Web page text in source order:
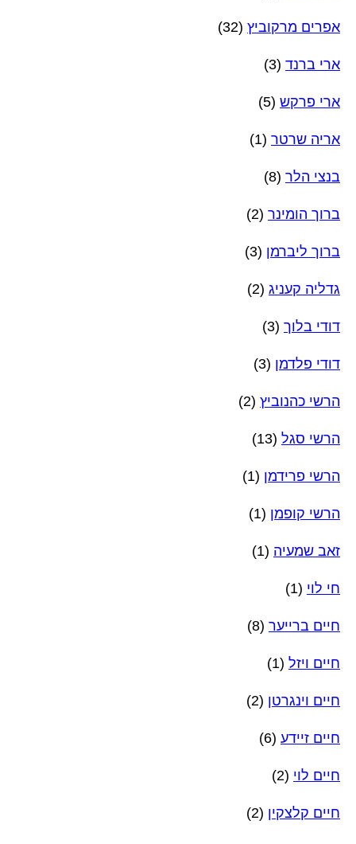
אפרים מרקוביץ (32)
ארי ברנד (3)
ארי פרקש (5)
אריה שרטר (1)
בנצי הלר (8)
ברוך הומינר (2)
ברוך ליברמן (3)
גדליה קעניג (2)
דודי בלוך (3)
דודי פלדמן (3)
הרשי כהנוביץ (2)
הרשי סגל (13)
הרשי פרידמן (1)
הרשי קופמן (1)
זאב שמעיה (1)
חי לוי (1)
חיים ברייער (8)
חיים ויזל (1)
חיים וינגרטן (2)
חיים זיידע (6)
חיים לוי (2)
חיים קלצקין (2)